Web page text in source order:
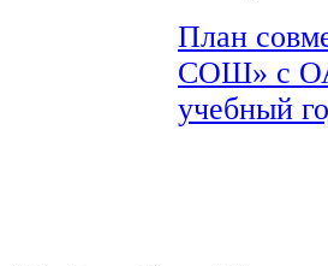
План
СОШ» с
учебный